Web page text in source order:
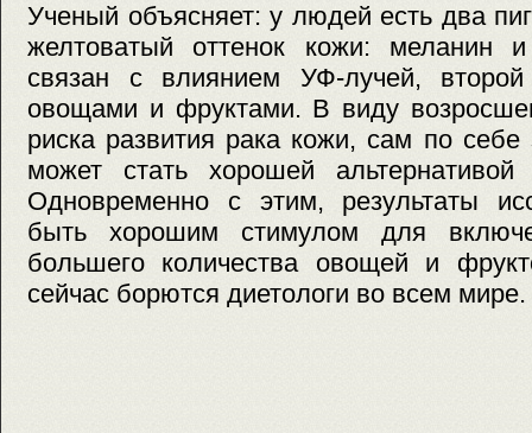
Ученый объясняет: у людей есть два
желтоватый оттенок кожи: меланин
связан с влиянием УФ-лучей,
овощами и фруктами. В виду
риска развития рака кожи, сам по себе
может стать хорошей альтернативой
Одновременно с этим, результаты
быть хорошим стимулом для
большего количества овощей и
сейчас борются диетологи во всем мире.